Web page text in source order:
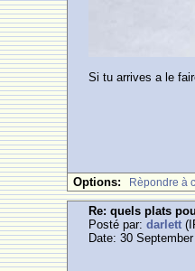
Si tu arrives a le
Options: Rèpondre à
Re: quels plats
Posté par:darlett
Date: 30